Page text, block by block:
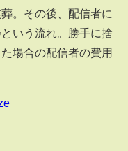
。その後、配信者に
いう流れ。勝手に捨
場合の配信者の費用